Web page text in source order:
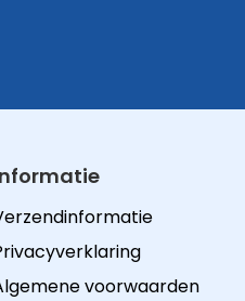
voorwaarden